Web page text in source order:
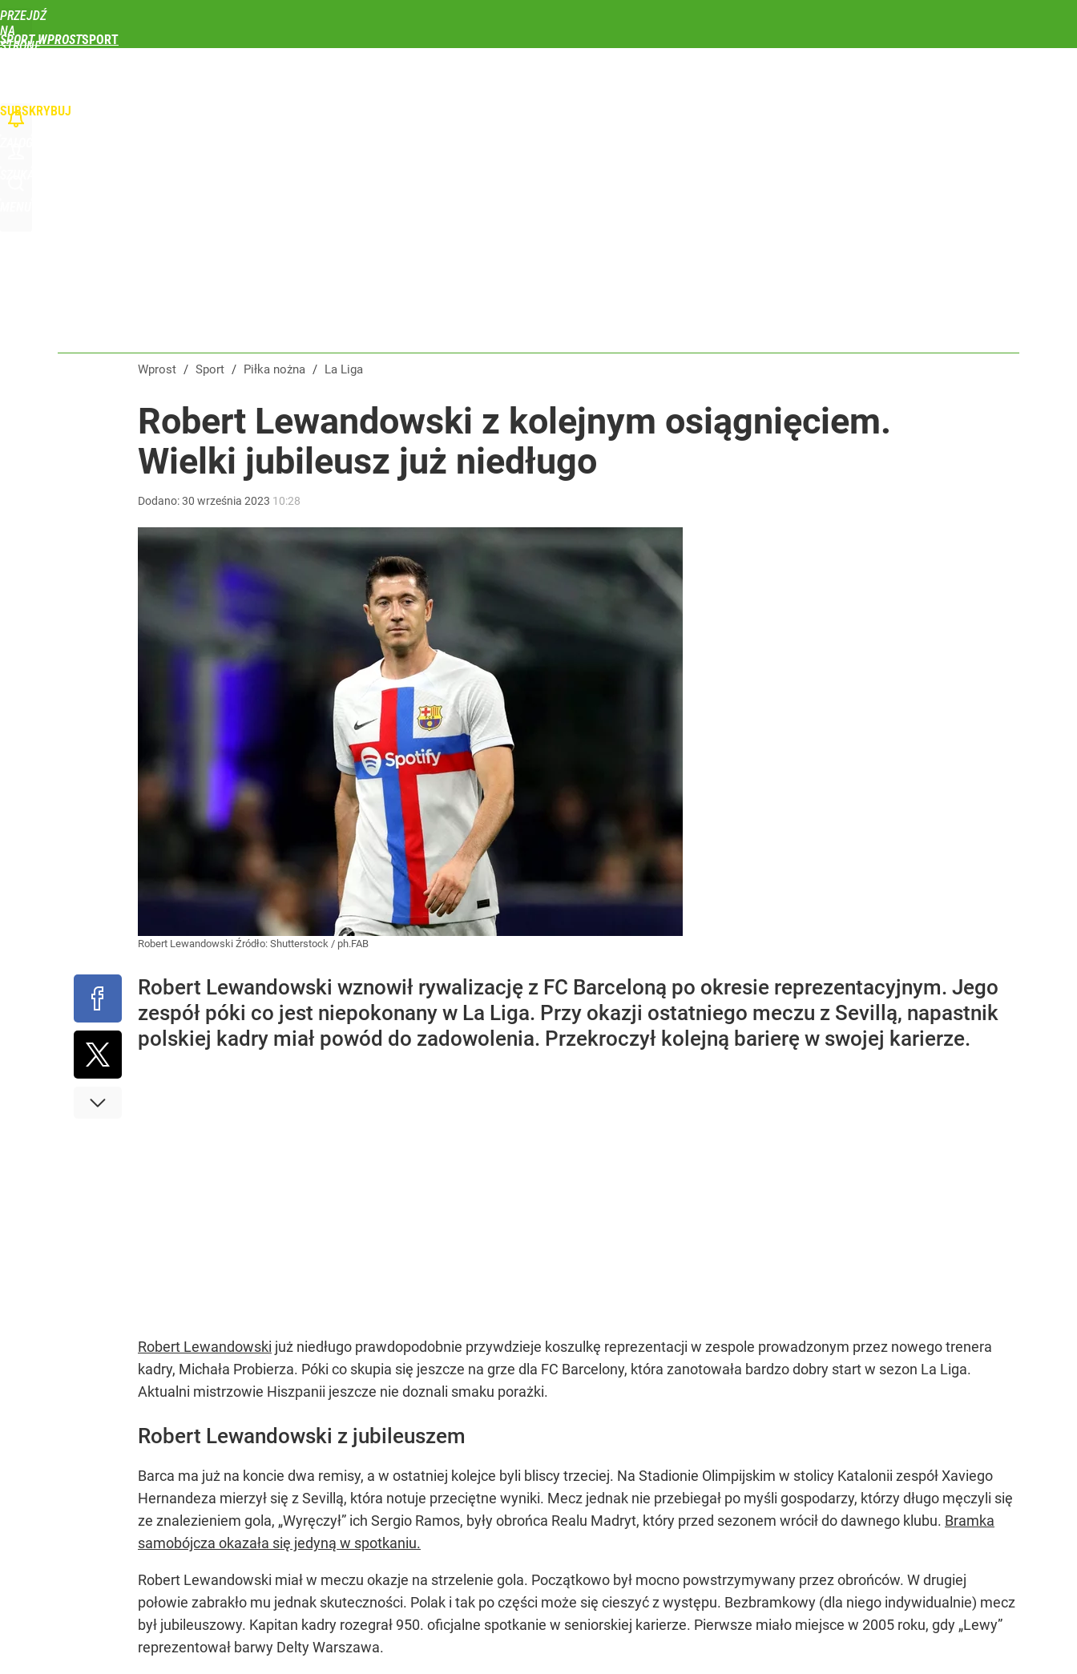
PRZEJDŹ
NA
STRONĘ
SPORT WPROST
SUBSKRYBUJ
Wprost / Sport / Piłka nożna / La Liga
Robert Lewandowski z kolejnym osiągnięciem.
Wielki jubileusz już niedługo
Dodano:30 września 2023 10:28
Robert Lewandowski Źródło: Shutterstock / ph.FAB
Robert Lewandowski wznowił rywalizację z FC Barceloną po okresie reprezentacyjnym. Jego
zespół póki co jest niepokonany w La Liga. Przy okazji ostatniego meczu z Sevillą, napastnik
polskiej kadry miał powód do zadowolenia. Przekroczył kolejną barierę w swojej karierze.
Robert Lewandowski już niedługo prawdopodobnie przywdzieje koszulkę reprezentacji w zespole prowadzonym przez nowego trenera
kadry, Michała Probierza. Póki co skupia się jeszcze na grze dla FC Barcelony, która zanotowała bardzo dobry start w sezon La Liga.
Aktualni mistrzowie Hiszpanii jeszcze nie doznali smaku porażki.
Robert Lewandowski z jubileuszem
Barca ma już na koncie dwa remisy, a w ostatniej kolejce byli bliscy trzeciej. Na Stadionie Olimpijskim w stolicy Katalonii zespół Xaviego
Hernandeza mierzył się z Sevillą, która notuje przeciętne wyniki. Mecz jednak nie przebiegał po myśli gospodarzy, którzy długo męczyli się
ze znalezieniem gola, „Wyręczył” ich Sergio Ramos, były obrońca Realu Madryt, który przed sezonem wrócił do dawnego klubu. Bramka
samobójcza okazała się jedyną w spotkaniu.
Robert Lewandowski miał w meczu okazje na strzelenie gola. Początkowo był mocno powstrzymywany przez obrońców. W drugiej
połowie zabrakło mu jednak skuteczności. Polak i tak po części może się cieszyć z występu. Bezbramkowy (dla niego indywidualnie) mecz
był jubileuszowy. Kapitan kadry rozegrał 950. oficjalne spotkanie w seniorskiej karierze. Pierwsze miało miejsce w 2005 roku, gdy „Lewy”
reprezentował barwy Delty Warszawa.